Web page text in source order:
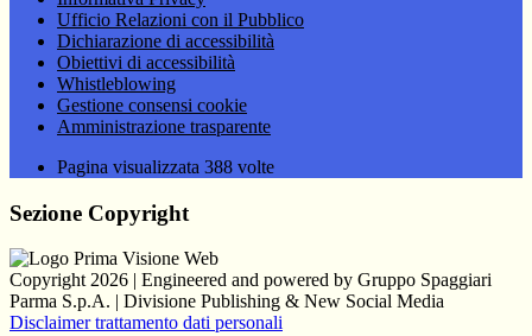
Ufficio Relazioni con il Pubblico
Dichiarazione di accessibilità
Obiettivi di accessibilità
Whistleblowing
Gestione consensi cookie
Amministrazione trasparente
Pagina visualizzata 388 volte
Sezione Copyright
Copyright 2026 | Engineered and powered by Gruppo Spaggiari
Parma S.p.A. | Divisione Publishing & New Social Media
Disclaimer trattamento dati personali